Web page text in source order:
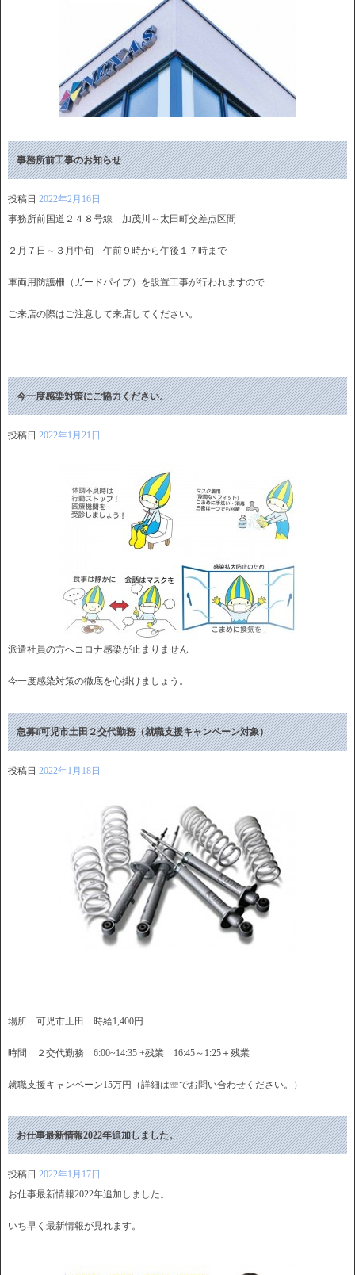
事務所前工事のお知らせ
投稿日 2022年2月16日
事務所前国道２４８号線 加茂川～太田町交差点区間
２月７日～３月中旬 午前９時から午後１７時まで
車両用防護柵（ガードパイプ）を設置工事が行われますので
ご来店の際はご注意して来店してください。
今一度感染対策にご協力ください。
投稿日 2022年1月21日
派遣社員の方へコロナ感染が止まりません
今一度感染対策の徹底を心掛けましょう。
急募❕❕可児市土田２交代勤務（就職支援キャンペーン対象）
投稿日 2022年1月18日
場所 可児市土田 時給1,400円
時間 ２交代勤務 6:00~14:35 +残業 16:45～1:25＋残業
就職支援キャンペーン15万円（詳細は☏でお問い合わせください。）
お仕事最新情報2022年追加しました。
投稿日 2022年1月17日
お仕事最新情報2022年追加しました。
いち早く最新情報が見れます。